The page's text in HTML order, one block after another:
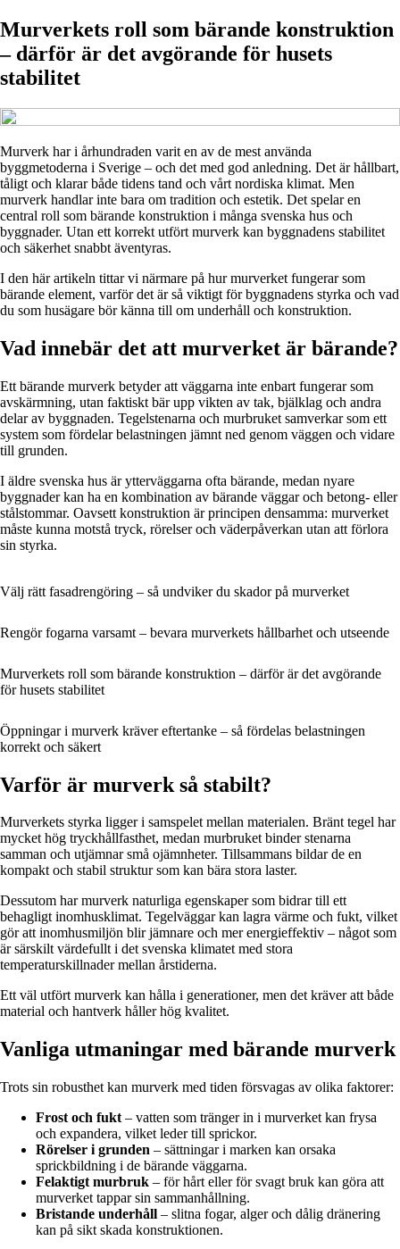
Murverkets roll som bärande konstruktion
– därför är det avgörande för husets
stabilitet
Murverk har i århundraden varit en av de mest använda
byggmetoderna i Sverige – och det med god anledning. Det är hållbart,
tåligt och klarar både tidens tand och vårt nordiska klimat. Men
murverk handlar inte bara om tradition och estetik. Det spelar en
central roll som bärande konstruktion i många svenska hus och
byggnader. Utan ett korrekt utfört murverk kan byggnadens stabilitet
och säkerhet snabbt äventyras.
I den här artikeln tittar vi närmare på hur murverket fungerar som
bärande element, varför det är så viktigt för byggnadens styrka och vad
du som husägare bör känna till om underhåll och konstruktion.
Vad innebär det att murverket är bärande?
Ett bärande murverk betyder att väggarna inte enbart fungerar som
avskärmning, utan faktiskt bär upp vikten av tak, bjälklag och andra
delar av byggnaden. Tegelstenarna och murbruket samverkar som ett
system som fördelar belastningen jämnt ned genom väggen och vidare
till grunden.
I äldre svenska hus är ytterväggarna ofta bärande, medan nyare
byggnader kan ha en kombination av bärande väggar och betong- eller
stålstommar. Oavsett konstruktion är principen densamma: murverket
måste kunna motstå tryck, rörelser och väderpåverkan utan att förlora
sin styrka.
Välj rätt fasadrengöring – så undviker du skador på murverket
Rengör fogarna varsamt – bevara murverkets hållbarhet och utseende
Murverkets roll som bärande konstruktion – därför är det avgörande
för husets stabilitet
Öppningar i murverk kräver eftertanke – så fördelas belastningen
korrekt och säkert
Varför är murverk så stabilt?
Murverkets styrka ligger i samspelet mellan materialen. Bränt tegel har
mycket hög tryckhållfasthet, medan murbruket binder stenarna
samman och utjämnar små ojämnheter. Tillsammans bildar de en
kompakt och stabil struktur som kan bära stora laster.
Dessutom har murverk naturliga egenskaper som bidrar till ett
behagligt inomhusklimat. Tegelväggar kan lagra värme och fukt, vilket
gör att inomhusmiljön blir jämnare och mer energieffektiv – något som
är särskilt värdefullt i det svenska klimatet med stora
temperaturskillnader mellan årstiderna.
Ett väl utfört murverk kan hålla i generationer, men det kräver att både
material och hantverk håller hög kvalitet.
Vanliga utmaningar med bärande murverk
Trots sin robusthet kan murverk med tiden försvagas av olika faktorer:
Frost och fukt – vatten som tränger in i murverket kan frysa
och expandera, vilket leder till sprickor.
Rörelser i grunden – sättningar i marken kan orsaka
sprickbildning i de bärande väggarna.
Felaktigt murbruk – för hårt eller för svagt bruk kan göra att
murverket tappar sin sammanhållning.
Bristande underhåll – slitna fogar, alger och dålig dränering
kan på sikt skada konstruktionen.